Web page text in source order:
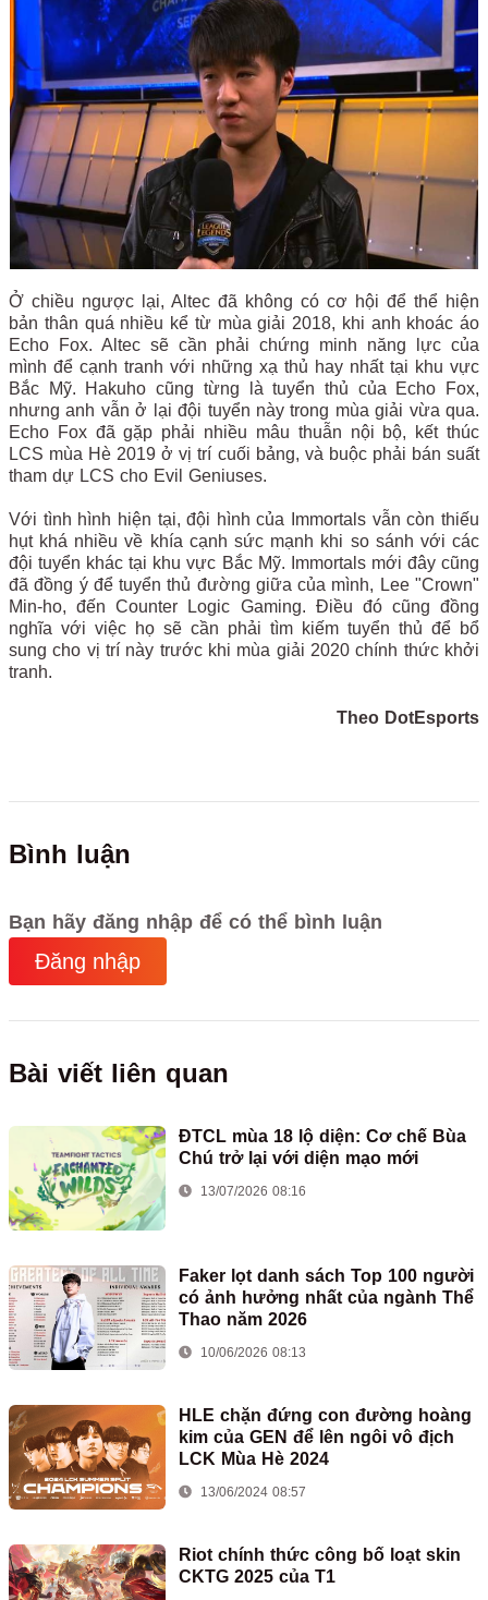
Ở chiều ngược lại, Altec đã không có cơ hội để thể hiện
bản thân quá nhiều kể từ mùa giải 2018, khi anh khoác áo
Echo Fox. Altec sẽ cần phải chứng minh năng lực của
mình để cạnh tranh với những xạ thủ hay nhất tại khu vực
Bắc Mỹ. Hakuho cũng từng là tuyển thủ của Echo Fox,
nhưng anh vẫn ở lại đội tuyển này trong mùa giải vừa qua.
Echo Fox đã gặp phải nhiều mâu thuẫn nội bộ, kết thúc
LCS mùa Hè 2019 ở vị trí cuối bảng, và buộc phải bán suất
tham dự LCS cho Evil Geniuses.
Với tình hình hiện tại, đội hình của Immortals vẫn còn thiếu
hụt khá nhiều về khía cạnh sức mạnh khi so sánh với các
đội tuyển khác tại khu vực Bắc Mỹ. Immortals mới đây cũng
đã đồng ý để tuyển thủ đường giữa của mình, Lee "Crown"
Min-ho, đến Counter Logic Gaming. Điều đó cũng đồng
nghĩa với việc họ sẽ cần phải tìm kiếm tuyển thủ để bổ
sung cho vị trí này trước khi mùa giải 2020 chính thức khởi
tranh.
Theo DotEsports
Bình luận
Bạn hãy đăng nhập để có thể bình luận
Đăng nhập
Bài viết liên quan
ĐTCL mùa 18 lộ diện: Cơ chế Bùa
Chú trở lại với diện mạo mới
13/07/2026 08:16
Faker lọt danh sách Top 100 người
có ảnh hưởng nhất của ngành Thể
Thao năm 2026
10/06/2026 08:13
HLE chặn đứng con đường hoàng
kim của GEN để lên ngôi vô địch
LCK Mùa Hè 2024
13/06/2024 08:57
Riot chính thức công bố loạt skin
CKTG 2025 của T1